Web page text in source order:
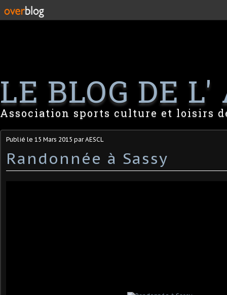
LE BLOG DE L'
Association sports culture et loisirs
Publié le 15 Mars 2015 par AESCL
Randonnée à Sassy